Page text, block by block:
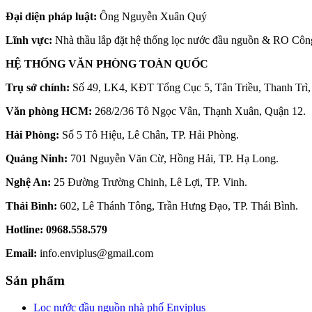
Đại diện pháp luật: Ông Nguyễn Xuân Quý
Lĩnh vực: Nhà thầu lắp đặt hệ thống lọc nước đầu nguồn & RO
HỆ THỐNG VĂN PHÒNG TOÀN QUỐC
Trụ sở chính: Số 49, LK4, KĐT Tổng Cục 5, Tân Triều, Thanh
Văn phòng HCM: 268/2/36 Tô Ngọc Vân, Thạnh Xuân, Quận 12.
Hải Phòng: Số 5 Tô Hiệu, Lê Chân, TP. Hải Phòng.
Quảng Ninh: 701 Nguyễn Văn Cừ, Hồng Hải, TP. Hạ Long.
Nghệ An: 25 Đường Trường Chinh, Lê Lợi, TP. Vinh.
Thái Bình: 602, Lê Thánh Tông, Trần Hưng Đạo, TP. Thái Bình.
Hotline: 0968.558.579
Email: info.enviplus@gmail.com
Sản phẩm
Lọc nước đầu nguồn nhà phố Enviplus